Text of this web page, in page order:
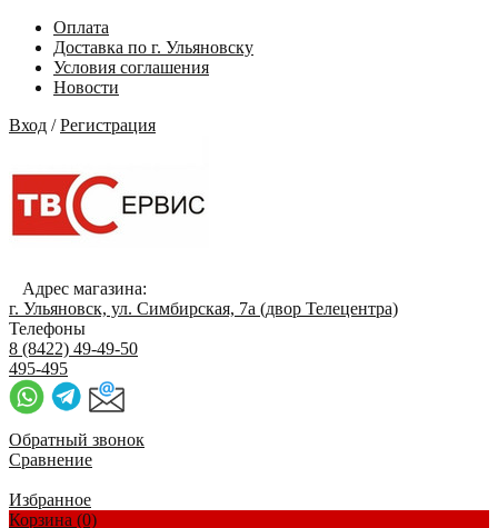
Оплата
Доставка по г. Ульяновску
Условия соглашения
Новости
Вход /Регистрация
Адрес магазина:
г. Ульяновск, ул. Симбирская, 7а (двор Телецентра)
Телефоны
8 (8422) 49-49-50
495-495
Обратный звонок
Сравнение
Избранное
Корзина (0)